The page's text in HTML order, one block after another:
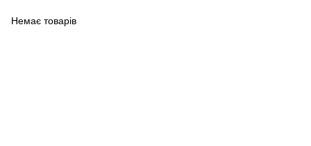
Немає товарів